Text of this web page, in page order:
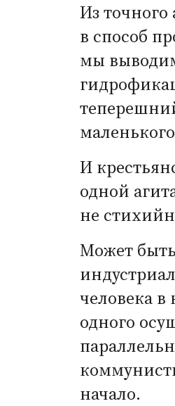
Из точного
в способ
мы
И
одной
не
Может
человека
одного
начало.